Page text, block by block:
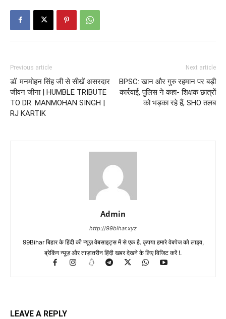
Previous article
डॉ. मनमोहन सिंह जी से सीखें असरदार
जीवन जीना | HUMBLE TRIBUTE
TO DR. MANMOHAN SINGH |
RJ KARTIK
Next article
BPSC: खान और गुरु रहमान पर बड़ी
कार्रवाई, पुलिस ने कहा- शिक्षक छात्रों
को भड़का रहे हैं, SHO तलब
Admin
http://99bihar.xyz
99Bihar बिहार के हिंदी की न्यूज़ वेबसाइट्स में से एक है. कृपया हमारे वेबपेज को लाइव,
ब्रेकिंग न्यूज़ और ताज़ातरीन हिंदी खबर देखने के लिए विजिट करें !.
LEAVE A REPLY